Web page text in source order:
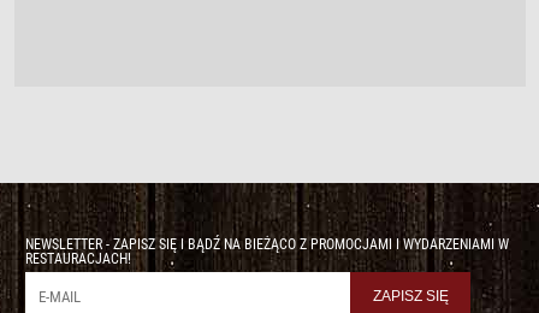
NEWSLETTER - ZAPISZ SIĘ I BĄDŹ NA BIEŻĄCO Z PROMOCJAMI I WYDARZENIAMI W
RESTAURACJACH!